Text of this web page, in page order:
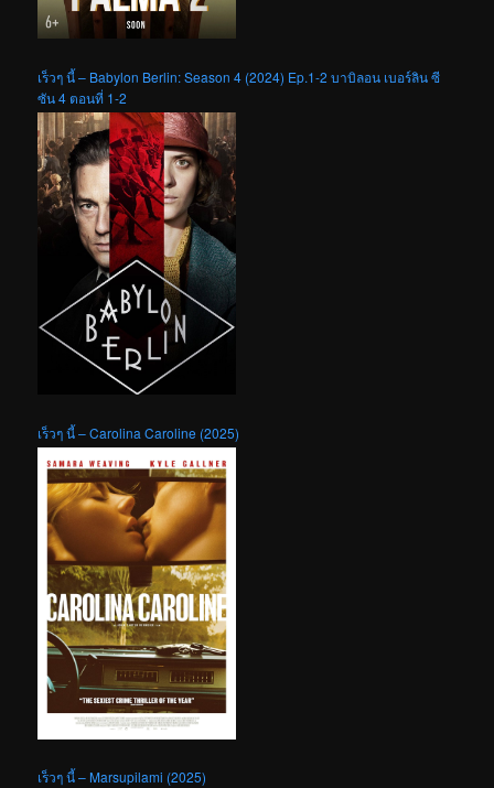
เร็วๆ นี้ – Babylon Berlin: Season 4 (2024) Ep.1-2 บาบิลอน เบอร์ลิน ซี
ซัน 4 ตอนที่ 1-2
เร็วๆ นี้ – Carolina Caroline (2025)
เร็วๆ นี้ – Marsupilami (2025)